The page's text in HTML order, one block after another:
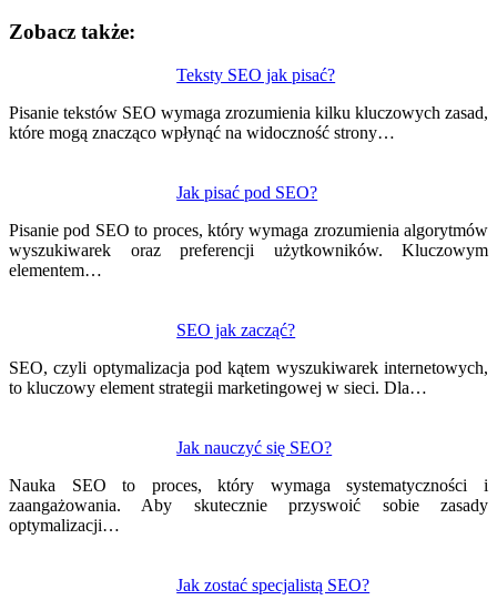
Zobacz także:
Teksty SEO jak pisać?
Pisanie tekstów SEO wymaga zrozumienia kilku kluczowych zasad,
które mogą znacząco wpłynąć na widoczność strony…
Jak pisać pod SEO?
Pisanie pod SEO to proces, który wymaga zrozumienia algorytmów
wyszukiwarek oraz preferencji użytkowników. Kluczowym
elementem…
SEO jak zacząć?
SEO, czyli optymalizacja pod kątem wyszukiwarek internetowych,
to kluczowy element strategii marketingowej w sieci. Dla…
Jak nauczyć się SEO?
Nauka SEO to proces, który wymaga systematyczności i
zaangażowania. Aby skutecznie przyswoić sobie zasady
optymalizacji…
Jak zostać specjalistą SEO?
wpisu